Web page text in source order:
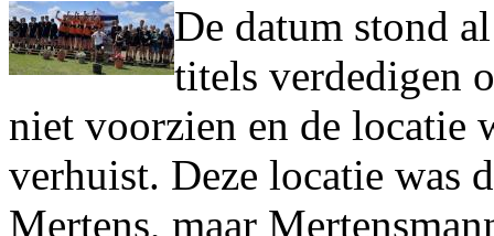
De datum stond
titels verdedigen
niet voorzien en de locatie
verhuist. Deze locatie was
Mertens, maar